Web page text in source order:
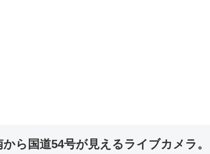
ら国道54号が見えるライブカメラ。